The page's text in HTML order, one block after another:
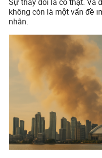
Sự thay đổi là có thật. Và
không còn là một vấn đề
nhân.